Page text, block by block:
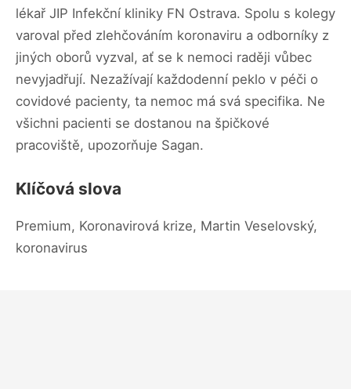
lékař JIP Infekční kliniky FN Ostrava. Spolu s kolegy
varoval před zlehčováním koronaviru a odborníky z
jiných oborů vyzval, ať se k nemoci raději vůbec
nevyjadřují. Nezažívají každodenní peklo v péči o
covidové pacienty, ta nemoc má svá specifika. Ne
všichni pacienti se dostanou na špičkové
pracoviště, upozorňuje Sagan.
Klíčová slova
Premium, Koronavirová krize, Martin Veselovský,
koronavirus